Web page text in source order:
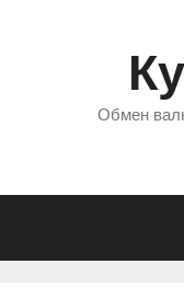
Обмен